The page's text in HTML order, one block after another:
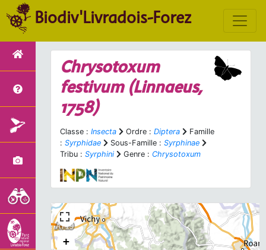
Biodiv'Livradois-Forez
Chrysotoxum
festivum(Linnaeus,
1758)
Classe : Insecta Ordre : Diptera
Famille
: Syrphidae Sous-Famille : Syrphinae
Tribu : Syrphini Genre : Chrysotoxum
+